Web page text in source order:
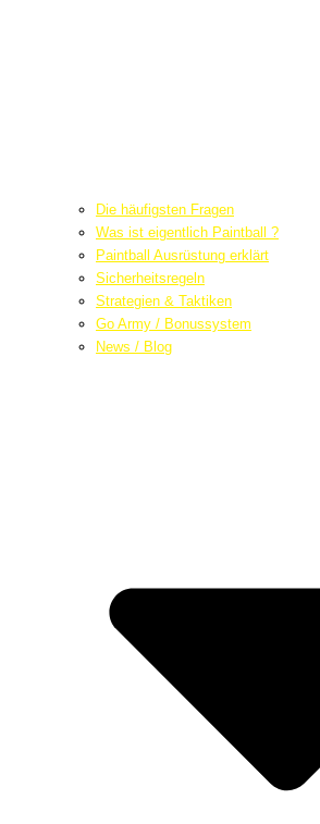
Die häufigsten Fragen
Was ist eigentlich Paintball ?
Paintball Ausrüstung erklärt
Sicherheitsregeln
Strategien & Taktiken
Go Army / Bonussystem
News / Blog